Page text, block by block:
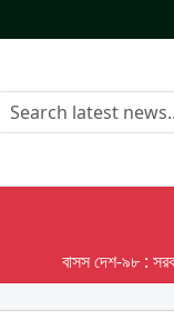
বাসস দেশ-৯৮ :